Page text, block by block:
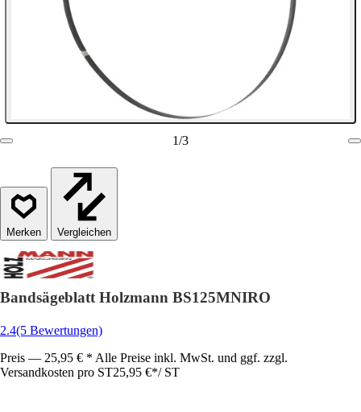
1/3
Vergleichen
Bandsägeblatt Holzmann BS125MNIRO
2.4(5 Bewertungen)
Preis — 25,95 € * Alle Preise inkl. MwSt. und ggf. zzgl.
Versandkosten pro ST25,95 €*/ ST